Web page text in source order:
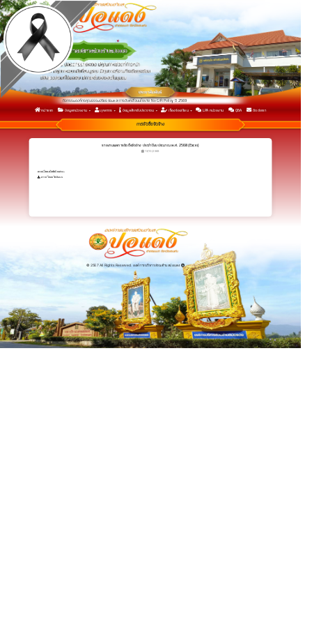
กิจกรรมเพื่อยกระดับการประเมินคุณธรรมและความโปร่งใสในการดำเนินงาน ประจำปีงบประมาณ พ.ศ.2569
รายงานการวิเคราะห์ผลการประเมิน ITA 2568 เพื่อนำไปสู่การพัฒนาและยกระดับผลการประเมิน ITA ในปี 2569
กิจกรรมองค์กรคุณธรรมจริยธรรมและการขับเคลื่อนนโยบาย No Gift Policy ปี 2569
หน้าแรก ข้อมูลหน่วยงาน บุคลากร ข้อมูลสำหรับประชาชน เรื่องร้องเรียน LPA หน่วยงาน Q&A ติดต่อเรา
การจัดซื้อจัดจ้าง
รายงานผลการจัดซื้อจัดจ้าง ประจำปีงบประมาณ พ.ศ. 2568 (Excel)
13/10/2568
ดาวน์โหลดไฟล์ด้านล่าง :
ดาวน์โหลดไฟล์แนบ
© 2567 All Rights Reserved. องค์การบริหารส่วนตำบลปอแดง